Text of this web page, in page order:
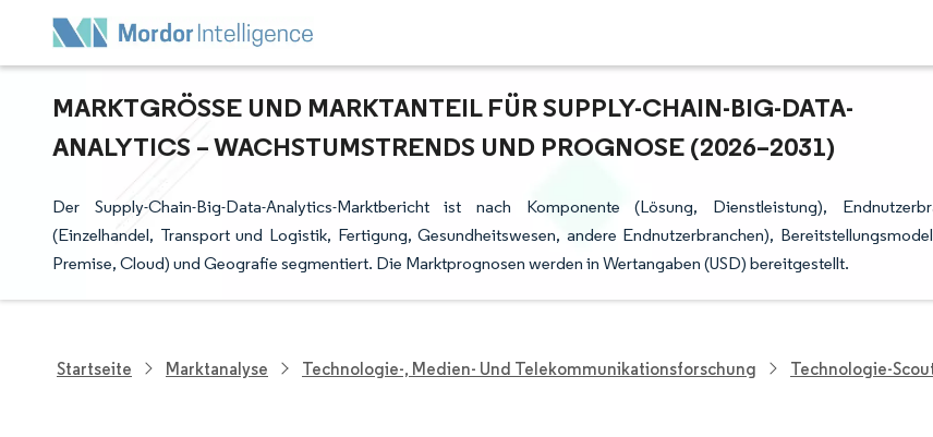
MARKTGRÖSSE UND MARKTANTEIL FÜR SUPPLY-CHAIN-BIG-DATA-A
NALYTICS – WACHSTUMSTRENDS UND PROGNOSE (2026–2031)
Der Supply-Chain-Big-Data-Analytics-Marktbericht ist nach Komponente (Lösung, Dienstleistung),
(Einzelhandel, Transport und Logistik, Fertigung, Gesundheitswesen, andere Endnutzerbranchen),
Premise, Cloud) und Geografie segmentiert. Die Marktprognosen werden in Wertangaben (USD) bereitgestellt.
Startseite Marktanalyse Technologie-, Medien- Und Telekommunikationsforschung Technologie-